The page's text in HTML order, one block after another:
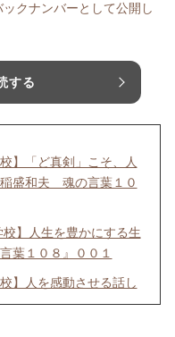
クナンバーとして公開し
する
】「ど真剣」こそ、人
盛和夫 魂の言葉１０
】人生を豊かにする生
葉１０８』００１
】人を感動させる話し